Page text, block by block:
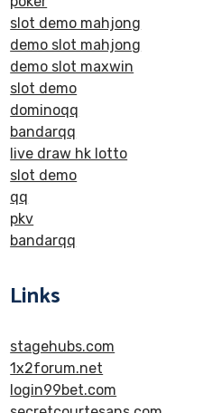
slot demo mahjong
demo slot mahjong
demo slot maxwin
slot demo
dominoqq
bandarqq
live draw hk lotto
slot demo
qq
pkv
bandarqq
Links
stagehubs.com
1x2forum.net
login99bet.com